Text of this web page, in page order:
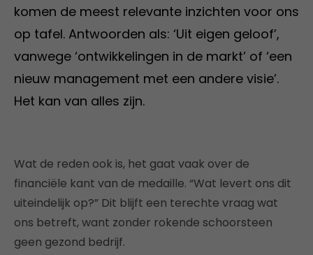
komen de meest relevante inzichten voor ons
op tafel. Antwoorden als: ‘Uit eigen geloof’,
vanwege ‘ontwikkelingen in de markt’ of ‘een
nieuw management met een andere visie’.
Het kan van alles zijn.
Wat de reden ook is, het gaat vaak over de
financiële kant van de medaille. “Wat levert ons dit
uiteindelijk op?” Dit blijft een terechte vraag wat
ons betreft, want zonder rokende schoorsteen
geen gezond bedrijf.